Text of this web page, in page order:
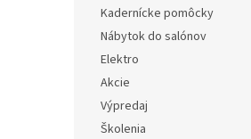
Kadernícke pomôcky
Nábytok do salónov
Elektro
Akcie
Výpredaj
Školenia